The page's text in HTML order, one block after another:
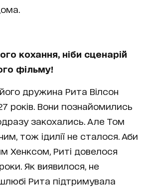
кохання, ніби сценарій
фільму!
дружина Рита Вілсон
років. Вони познайомились
одразу закохались. Але Том
тож ідилії не сталося. Аби
Хенксом, Риті довелося
Як виявилося, не
Рита підтримувала